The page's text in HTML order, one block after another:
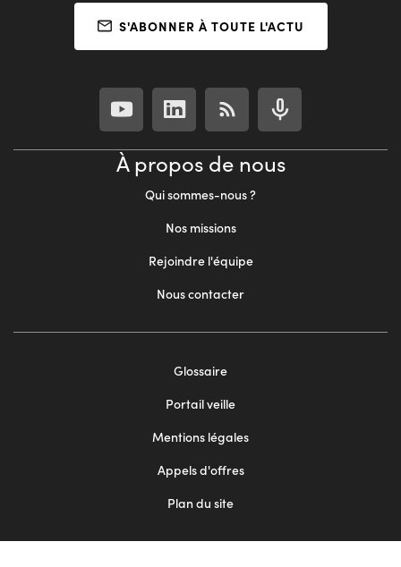
S'ABONNER À TOUTE L'ACTU
À propos de nous
Qui sommes-nous ?
Nos missions
Rejoindre l'équipe
Nous contacter
Glossaire
Portail veille
Mentions légales
Appels d'offres
Plan du site